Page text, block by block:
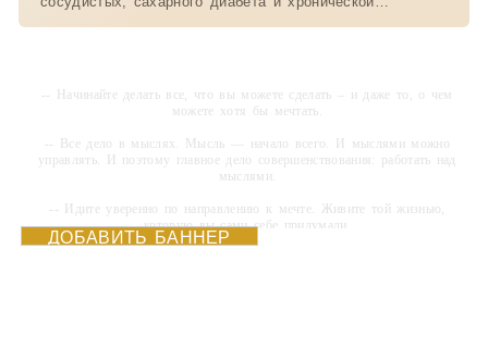
-- Начинайте делать все, что вы можете сделать – и даже то, о чем
можете хотя бы мечтать.
-- Все дело в мыслях. Мысль — начало всего. И мыслями можно
управлять. И поэтому главное дело совершенствования: работать над
мыслями.
-- Идите уверенно по направлению к мечте. Живите той жизнью,
которую вы сами себе придумали.
ДОБАВИТЬ БАННЕР